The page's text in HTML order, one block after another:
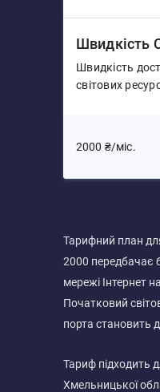
Швидкість
Швидкість
світових
2000 ₴/міс.
Тарифний план
2000 передбачає
мережі Інтернет
Початковий
порта становить
Тариф підходить
Хмельницької